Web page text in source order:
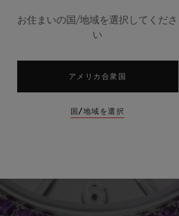
お住まいの国/地域を選択してくださ
い
アメリカ合衆国
国/地域を選択